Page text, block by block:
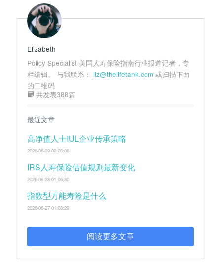
Elizabeth
Policy Specialist 美国人寿保险指南行业报道记者，专
栏编辑。 与我联系： liz@thelifetank.com 或扫描下面
的二维码
共发表388篇
最近文章
高净值人士IUL企业传承策略
2026-06-29 02:28:06
IRS人寿保险估值规则最新变化
2026-06-28 01:06:30
指数型万能寿险是什么
2026-06-27 01:08:29
阅读更多文章